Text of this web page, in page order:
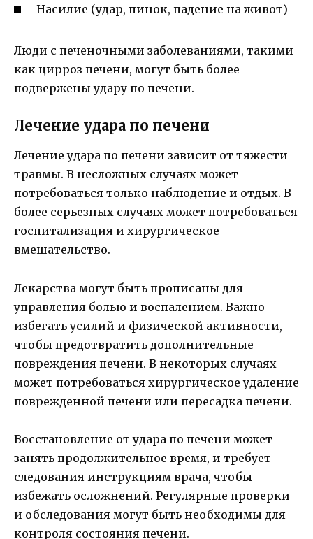
Насилие (удар, пинок, падение на живот)
Люди с печеночными заболеваниями, такими
как цирроз печени, могут быть более
подвержены удару по печени.
Лечение удара по печени
Лечение удара по печени зависит от тяжести
травмы. В несложных случаях может
потребоваться только наблюдение и отдых. В
более серьезных случаях может потребоваться
госпитализация и хирургическое
вмешательство.
Лекарства могут быть прописаны для
управления болью и воспалением. Важно
избегать усилий и физической активности,
чтобы предотвратить дополнительные
повреждения печени. В некоторых случаях
может потребоваться хирургическое удаление
поврежденной печени или пересадка печени.
Восстановление от удара по печени может
занять продолжительное время, и требует
следования инструкциям врача, чтобы
избежать осложнений. Регулярные проверки
и обследования могут быть необходимы для
контроля состояния печени.